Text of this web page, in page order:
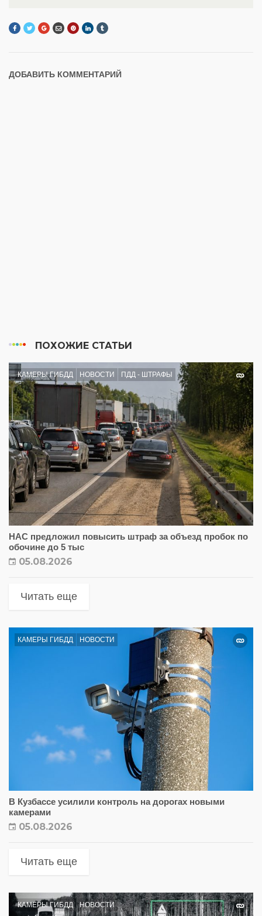
ДОБАВИТЬ КОММЕНТАРИЙ
ПОХОЖИЕ СТАТЬИ
КАМЕРЫ ГИБДД НОВОСТИ ПДД - ШТРАФЫ
НАС предложил повысить штраф за объезд пробок по
обочине до 5 тыс
05.08.2026
Читать еще
КАМЕРЫ ГИБДД НОВОСТИ
В Кузбассе усилили контроль на дорогах новыми
камерами
05.08.2026
Читать еще
КАМЕРЫ ГИБДД НОВОСТИ